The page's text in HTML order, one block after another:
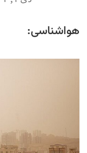
هواشناسی: